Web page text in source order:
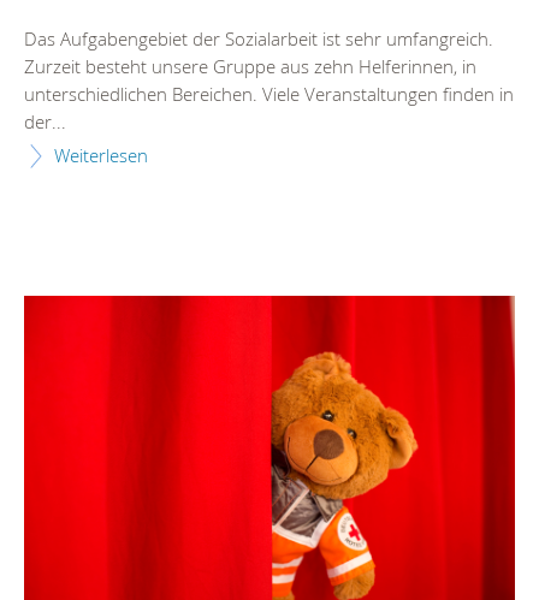
Das Aufgabengebiet der Sozialarbeit ist sehr umfangreich.
Zurzeit besteht unsere Gruppe aus zehn Helferinnen, in
unterschiedlichen Bereichen. Viele Veranstaltungen finden in
der...
Weiterlesen